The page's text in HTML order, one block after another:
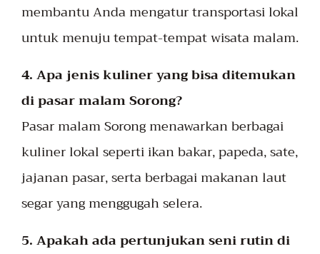
membantu Anda mengatur transportasi lokal
untuk menuju tempat-tempat wisata malam.
4. Apa jenis kuliner yang bisa ditemukan
di pasar malam Sorong?
Pasar malam Sorong menawarkan berbagai
kuliner lokal seperti ikan bakar, papeda, sate,
jajanan pasar, serta berbagai makanan laut
segar yang menggugah selera.
5. Apakah ada pertunjukan seni rutin di